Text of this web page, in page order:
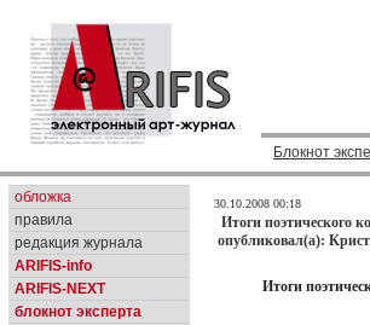
Блокнот
обложка
правила
редакция журнала
ARIFIS-info
ARIFIS-NEXT
блокнот эксперта
30.10.2008 00:18
Итоги поэтического
опубликовал(а):
Итоги